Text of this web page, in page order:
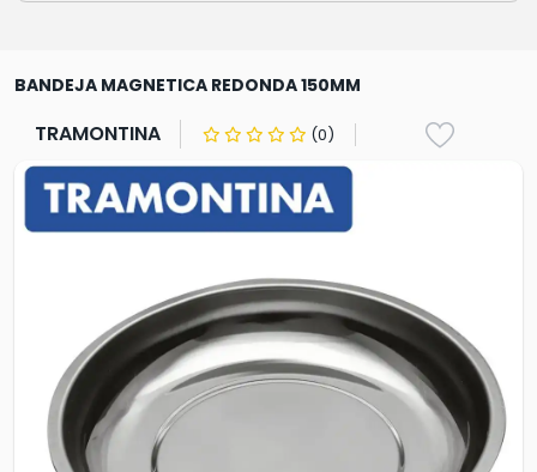
BANDEJA MAGNETICA REDONDA 150MM
TRAMONTINA (0)